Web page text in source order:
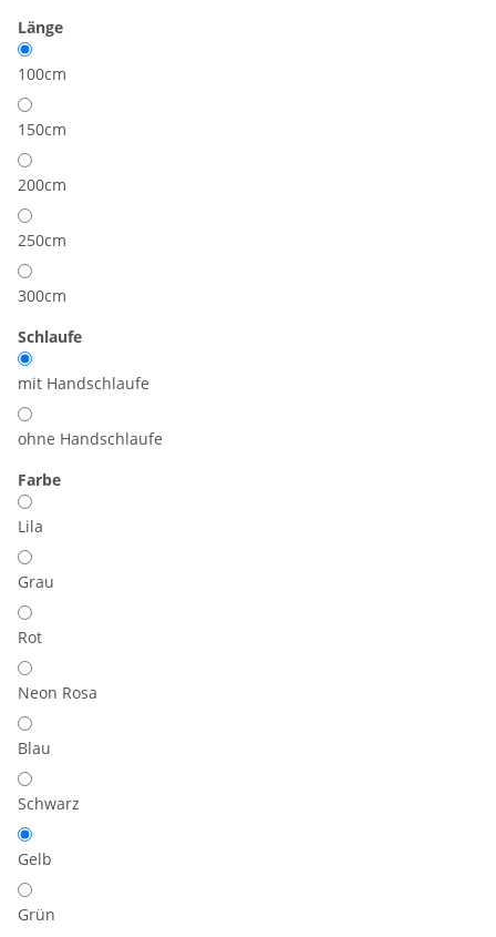
Länge
100cm
150cm
200cm
250cm
300cm
Schlaufe
mit Handschlaufe
ohne Handschlaufe
Farbe
Lila
Grau
Rot
Neon Rosa
Blau
Schwarz
Gelb
Grün